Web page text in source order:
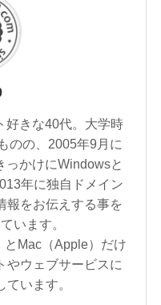
好きな40代。大学時
のの、2005年9月に
っかけにWindowsと
年に独自ドメイン
報をお伝えする事を
います。
Mac（Apple）だけ
やウェブサービスに
います。